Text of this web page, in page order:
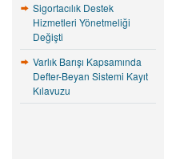
Sigortacılık Destek
Hizmetleri Yönetmeliği
Değişti
Varlık Barışı Kapsamında
Defter-Beyan Sistemi Kayıt
Kılavuzu